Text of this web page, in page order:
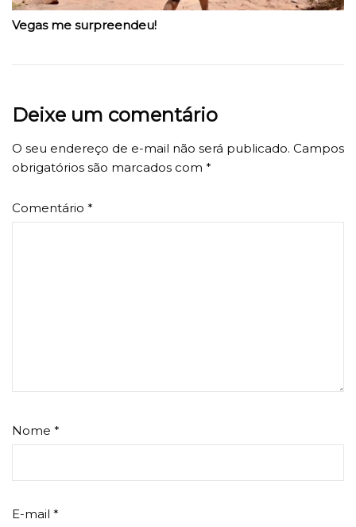
Vegas me surpreendeu!
Deixe um comentário
O seu endereço de e-mail não será publicado. Campos
obrigatórios são marcados com *
Comentário *
Nome *
E-mail *